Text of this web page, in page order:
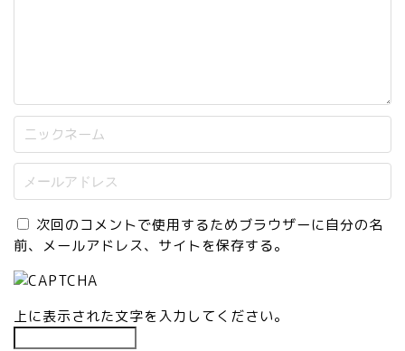
次回のコメントで使用するためブラウザーに自分の名
前、メールアドレス、サイトを保存する。
上に表示された文字を入力してください。